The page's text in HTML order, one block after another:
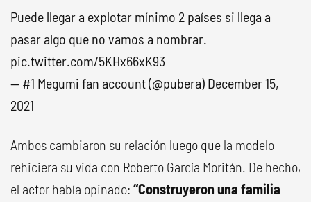
Puede llegar a explotar mínimo 2 países si llega a
pasar algo que no vamos a nombrar.
pic.twitter.com/5KHx66xK93
— #1 Megumi fan account (@pubera) December 15,
2021
Ambos cambiaron su relación luego que la modelo
rehiciera su vida con Roberto García Moritán. De hecho,
el actor había opinado: “Construyeron una familia